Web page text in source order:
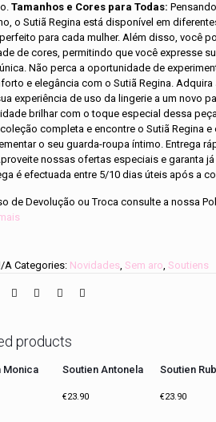
Tamanhos e Cores para Todas:
o Sutiã Regina está disponível em
para cada mulher. Além disso, você
de cores, permitindo que você expresse
Não perca a oportunidade de
e elegância com o Sutiã Regina.
experiência de uso da lingerie a um novo
brilhar com o toque especial dessa
completa e encontre o Sutiã Regina
o seu guarda-roupa íntimo. Entrega
nossas ofertas especiais e garanta já
é efectuada entre 5/10 dias úteis após a
de Devolução ou Troca consulte a nossa
A Categories: Novidades,Sem aro,Soutiens
products
Monica Soutien Antonela
€23.90
Soutien
€23.90